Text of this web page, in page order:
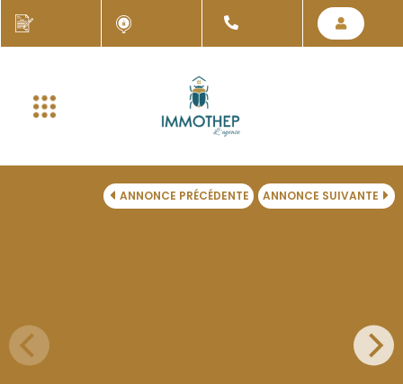
ANNONCE PRÉCÉDENTE ANNONCE SUIVANTE